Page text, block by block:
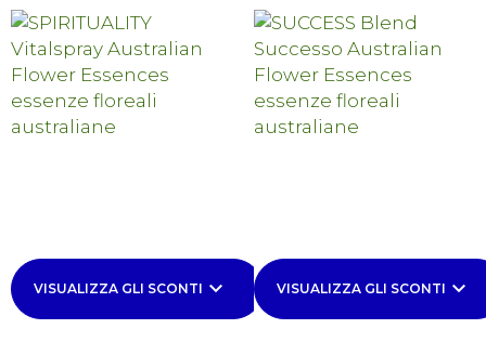
VISUALIZZA GLI SCONTI keyboard_arrow_down VISUALIZZA GLI SCONTI keyboard_arrow_down